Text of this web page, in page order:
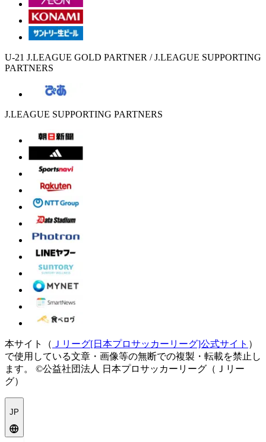
U-21 J.LEAGUE GOLD PARTNER / J.LEAGUE SUPPORTING
PARTNERS
J.LEAGUE SUPPORTING PARTNERS
本サイト（ Ｊリーグ[日本プロサッカーリーグ]公式サイト ）
で使用している文章・画像等の無断での複製・転載を禁止し
ます。
©公益社団法人 日本プロサッカーリーグ（Ｊリー
グ）
JP